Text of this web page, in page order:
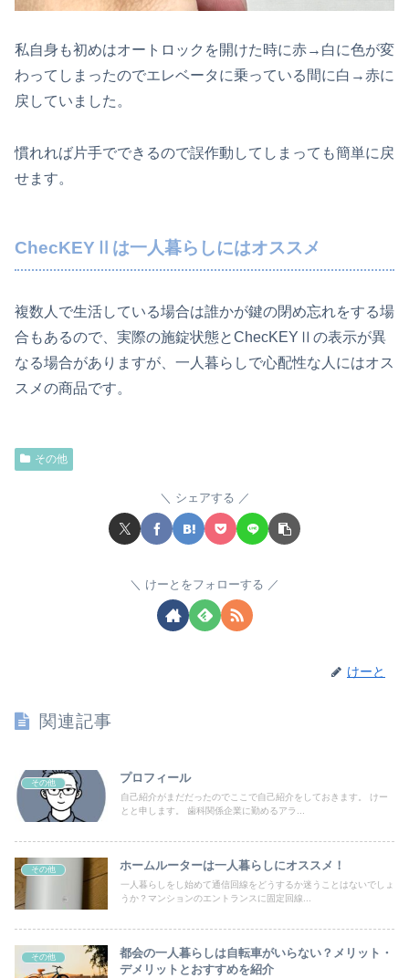
私自身も初めはオートロックを開けた時に赤→白に色が変
わってしまったのでエレベータに乗っている間に白→赤に
戻していました。
慣れれば片手でできるので誤作動してしまっても簡単に戻
せます。
ChecKEYⅡは一人暮らしにはオススメ
複数人で生活している場合は誰かが鍵の閉め忘れをする場
合もあるので、実際の施錠状態とChecKEYⅡの表示が異
なる場合がありますが、一人暮らしで心配性な人にはオス
スメの商品です。
その他
シェアする
けーとをフォローする
けーと
関連記事
その他 プロフィール
自己紹介がまだだったのでここで自己紹介をしておきます。 けー
とと申します。 歯科関係企業に勤めるアラ...
その他 ホームルーターは一人暮らしにオススメ！
一人暮らしをし始めて通信回線をどうするか迷うことはないでしょ
うか？マンションのエントランスに固定回線...
その他
都会の一人暮らしは自転車がいらない？メリット・
デメリットとおすすめを紹介